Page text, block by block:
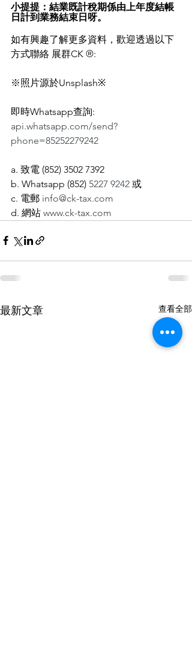
小提提：結業既計稅期係由上年度結帳
日計到業務結束日呀。
如有興趣了解更多資料，歡迎透過以下
方式聯絡 展群CK ®:
※照片源於Unsplash※
即時Whatsapp查詢:
api.whatsapp.com/send?
phone=85252279242
a. 致電 (852) 3502 7392
b. Whatsapp (852) 5227 9242 或
c. 電郵 info@ck-tax.com
d. 網站 www.ck-tax.com
最新文章 查看全部